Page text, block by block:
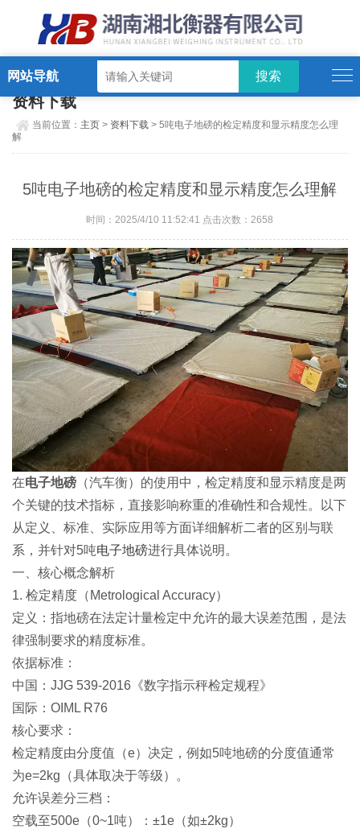
网站导航
资料下载
当前位置： 主页 > 资料下载 > 5吨电子地磅的检定精度和显示精度怎么理
解
5吨电子地磅的检定精度和显示精度怎么理解
时间：2025/4/10 11:52:41 点击次数：2658
在电子地磅 （汽车衡）的使用中，检定精度和显示精度是两
个关键的技术指标，直接影响称重的准确性和合规性。以下
从定义、标准、实际应用等方面详细解析二者的区别与联
系，并针对5吨电子地磅进行具体说明。
一、核心概念解析
1. 检定精度（Metrological Accuracy）
定义：指地磅在法定计量检定中允许的最大误差范围，是法
律强制要求的精度标准。
依据标准：
中国：JJG 539-2016《数字指示秤检定规程》
国际：OIML R76
核心要求：
检定精度由分度值（e）决定，例如5吨地磅的分度值通常
为e=2kg（具体取决于等级）。
允许误差分三档：
空载至500e（0~1吨）：±1e（如±2kg）